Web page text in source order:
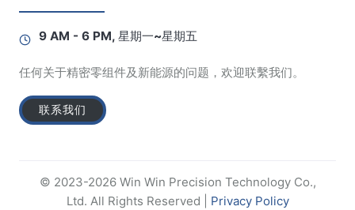
9 AM - 6 PM, 星期一~星期五
任何关于精密零组件及新能源的问题，欢迎联繫我们。
联系我们
© 2023-2026 Win Win Precision Technology Co.,
Ltd. All Rights Reserved | Privacy Policy